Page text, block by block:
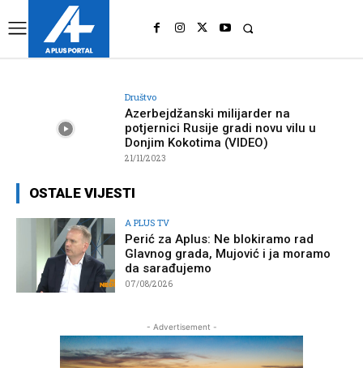
Društvo
Azerbejdžanski milijarder na
potjernici Rusije gradi novu vilu u
Donjim Kokotima (VIDEO)
21/11/2023
OSTALE VIJESTI
A PLUS TV
Perić za Aplus: Ne blokiramo rad
Glavnog grada, Mujović i ja moramo
da sarađujemo
07/08/2026
- Advertisement -